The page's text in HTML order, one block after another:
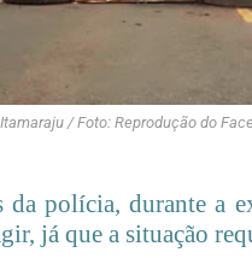
/ Foto: Reprodução do
polícia, durante a
já que a situação